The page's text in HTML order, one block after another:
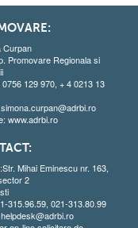
Curpan
Promovare Regionala si
0756 129 970, + 4 0213 13
simona.curpan@adrbi.ro
www.adrbi.ro
Mihai Eminescu nr. 163,
2
315.96.59, 021-313.80.99
helpdesk@adrbi.ro